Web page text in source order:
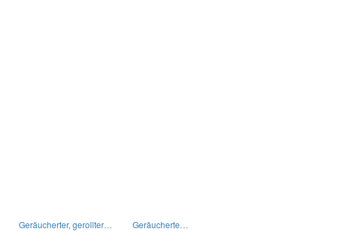
Geräucherter, gerollter… Geräucherte…